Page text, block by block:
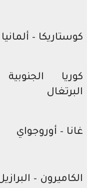
– ألمانيا
الجنوبية –
– أوروجواي
– البرازيل